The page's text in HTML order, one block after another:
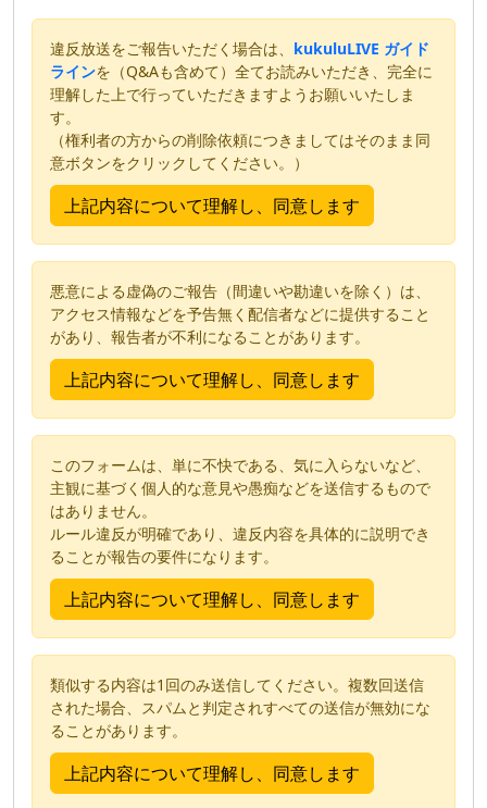
違反放送をご報告いただく場合は、 kukuluLIVE ガイド
ラインを（Q&Aも含めて）全てお読みいただき、完全に
理解した上で行っていただきますようお願いいたしま
す。
（権利者の方からの削除依頼につきましてはそのまま同
意ボタンをクリックしてください。）
悪意による虚偽のご報告（間違いや勘違いを除く）は、
アクセス情報などを予告無く配信者などに提供すること
があり、報告者が不利になることがあります。
このフォームは、単に不快である、気に入らないなど、
主観に基づく個人的な意見や愚痴などを送信するもので
はありません。
ルール違反が明確であり、違反内容を具体的に説明でき
ることが報告の要件になります。
類似する内容は1回のみ送信してください。複数回送信
された場合、スパムと判定されすべての送信が無効にな
ることがあります。